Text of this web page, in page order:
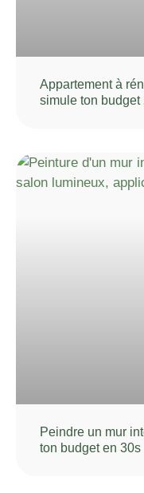
Appartement à
simule ton budget
Peindre un mur
ton budget en 30s